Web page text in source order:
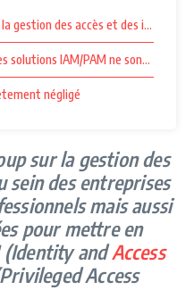
gestion des accès et des
solutions IAM/PAM ne sont
négligé
sur la gestion des
sein des entreprises
mais aussi
pour mettre en
(Identity andAccess
Access